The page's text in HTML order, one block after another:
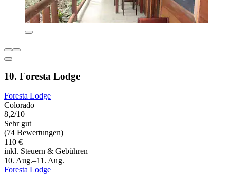
10. Foresta Lodge
Foresta Lodge
Colorado
8,2/10
Sehr gut
(74 Bewertungen)
110 €
inkl. Steuern & Gebühren
10. Aug.–11. Aug.
Foresta Lodge